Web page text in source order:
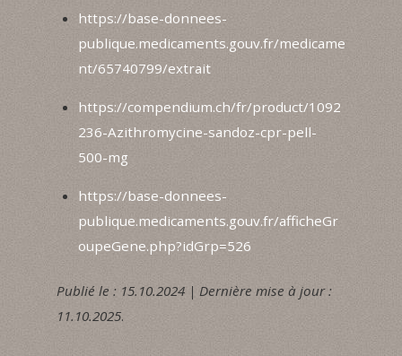
https://base-donnees-
publique.medicaments.gouv.fr/medicame
nt/65740799/extrait
https://compendium.ch/fr/product/1092
236-Azithromycine-sandoz-cpr-pell-
500-mg
https://base-donnees-
publique.medicaments.gouv.fr/afficheGr
oupeGene.php?idGrp=526
Publié le : 15.10.2024 | Dernière mise à jour :
11.10.2025.